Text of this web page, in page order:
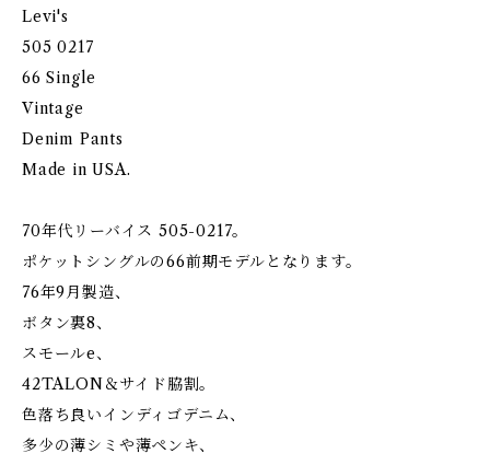
Levi's
505 0217
66 Single
Vintage
Denim Pants
Made in USA.
70年代リーバイス 505-0217。
ポケットシングルの66前期モデルとなります。
76年9月製造、
ボタン裏8、
スモールe、
42TALON＆サイド脇割。
色落ち良いインディゴデニム、
多少の薄シミや薄ペンキ、